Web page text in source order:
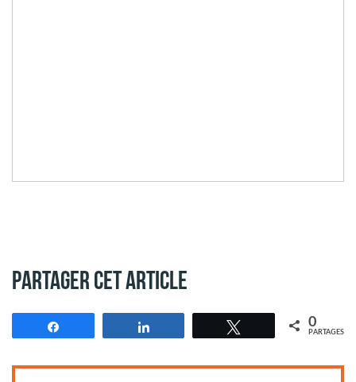
Partager cet article
Tweetez 0
PARTAGES